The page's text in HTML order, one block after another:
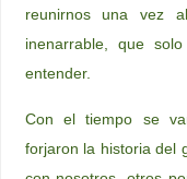
reunirnos una vez
inenarrable, que
entender.
Con el tiempo se
forjaron la historia del